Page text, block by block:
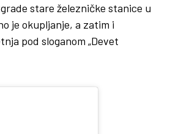
stare železničke stanice u
je okupljanje, a zatim i
pod sloganom „Devet